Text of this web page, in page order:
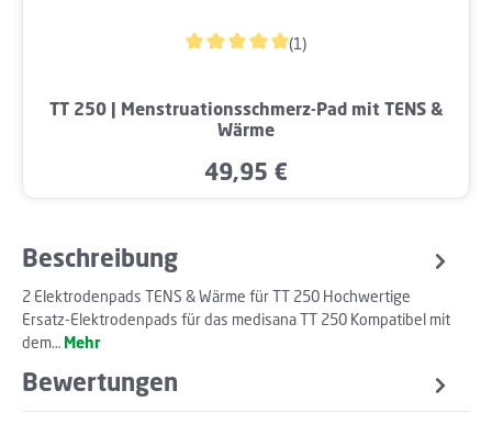
(1)
TT 250 | Menstruationsschmerz-Pad mit TENS &
Wärme
Regulärer Preis:
49,95 €
Beschreibung
2 Elektrodenpads TENS & Wärme für TT 250 Hochwertige
Ersatz-Elektrodenpads für das medisana TT 250 Kompatibel mit
dem… Mehr
Bewertungen